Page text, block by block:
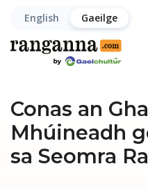
English Gaeilge
Conas an
Mhúineadh
sa Seomra